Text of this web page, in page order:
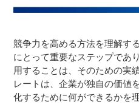
競争力を高める方法を理解す
にとって重要なステップであ
用することは、そのための実
レートは、企業が独自の価値
化するために何ができるかを